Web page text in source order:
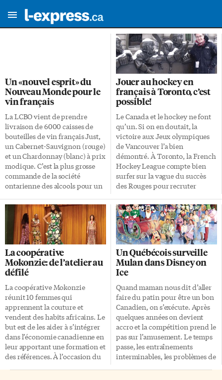
Un «nouvel esprit» du
Nouveau Monde pour le
vin français
La LCBO vient de prendre
livraison de 6000 caisses de
bouteilles de vin français Just,
un Cabernet-Sauvignon (rouge)
et un Chardonnay (blanc) à prix
modique. C’est la plus grosse
commande de la société
ontarienne des alcools pour un
confiance envers une nouvelle
stratégie pour les vins
français», estime Tom Noitsis
de la maison Eurovintage,
importateur de Just. Ces
deux vins sont membres d’une
famille de sept chez Paul Sapin,
qui se veut la réponse française
aux vins du Nouveau Monde
(Australie, Chili, Argentine,
Californie et… Ontario) qui ont
conquis au fil des années […]
Jouer au hockey en
français à Toronto, c’est
possible!
Le Canada et le hockey ne font
qu’un. Si on en doutait, la
victoire aux Jeux olympiques
de Vancouver l’a bien
démontré. À Toronto, la French
Hockey League compte bien
surfer sur la vague du succès
des Rouges pour recruter
développer son équipe
francophone. Ils sont une petite
vingtaine à se réunir deux
vendredis par mois à la
patinoire Rinx, vers Dufferin et
l’autoroute 401. Certains sont
des habitués du hockey qu’ils
pratiquent depuis toujours.
D’autres débutent et peinent à
tenir droits sur des patins. «Le
but est de faire du hockey entre
francophones. Les […]
La coopérative
Mokonzie: de l’atelier au
défilé
La coopérative Mokonzie
réunit 10 femmes qui
apprennent la couture et
vendent des habits africains. Le
but est de les aider à s’intégrer
dans l’économie canadienne en
leur apportant une formation et
des références. À l’occasion du
Un Québécois surveille
Mulan dans Disney on
Ice
Quand maman nous dit d’aller
faire du patin pour être un bon
Canadien, on s’exécute. Après
quelques années on devient
accro et la compétition prend le
pas sur l’amusement. Le temps
passe, les entraînements
interminables, les problèmes de